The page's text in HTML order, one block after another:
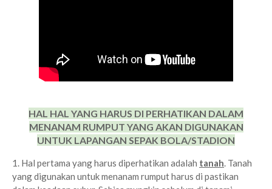
HAL HAL YANG HARUS DI PERHATIKAN DALAM
MENANAM RUMPUT YANG AKAN DIGUNAKAN
UNTUK LAPANGAN SEPAK BOLA/STADION
1. Hal pertama yang harus diperhatikan adalah tanah. Tanah
yang digunakan untuk menanam rumput harus di pastikan